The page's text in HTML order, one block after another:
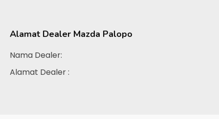
Alamat Dealer Mazda Palopo
Nama Dealer:
Alamat Dealer :